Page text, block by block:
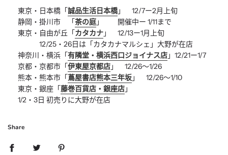
東京・日本橋「誠品生活日本橋」 12/7ー2月上旬
静岡・掛川市 「茶の庭」 開催中ー 1/11まで
東京・自由が丘「カタカナ」 12/13ー1月上旬
12/25・26日は「カタカナマルシェ」大野が在店
神奈川・横浜「有隣堂・横浜西口ジョイナス店」12/21ー1/7
京都・京都市「伊東屋京都店」 12/26〜1/26
熊本・熊本市「蔦屋書店熊本三年坂」 12/26〜1/10
東京・銀座「藤巻百貨店・銀座店」
1/2・3日 初売りに大野が在店
Share